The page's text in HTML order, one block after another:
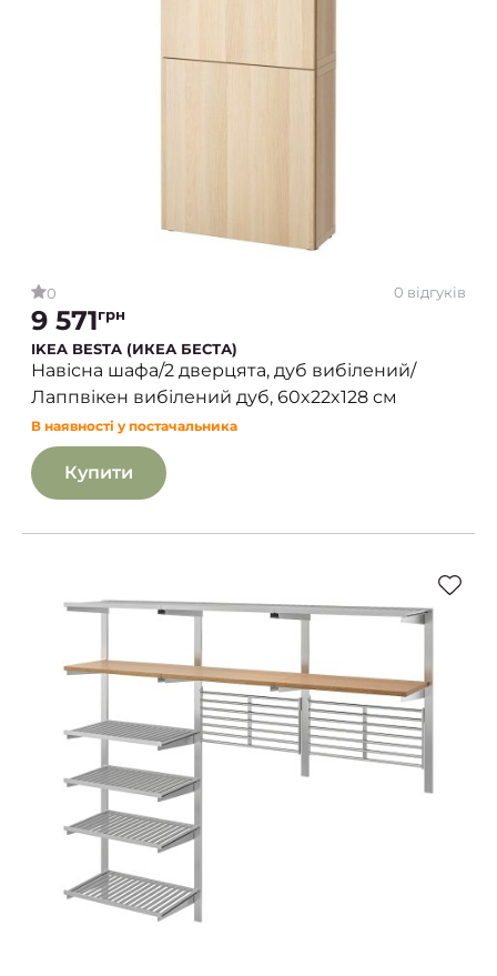
0 0 відгуків
9 571грн
IKEA BESTA (ИКЕА БЕСТА)
Навісна шафа/2 дверцята, дуб вибілений/
Лаппвікен вибілений дуб, 60x22x128 см
В наявності у постачальника
Купити